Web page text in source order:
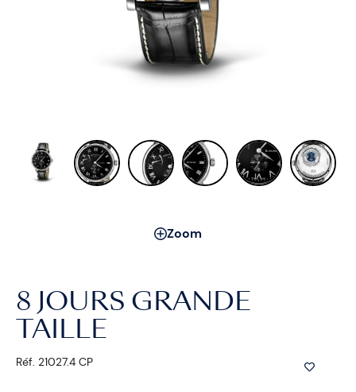
Zoom
8 JOURS GRANDE
TAILLE
Réf. 21027.4 CP